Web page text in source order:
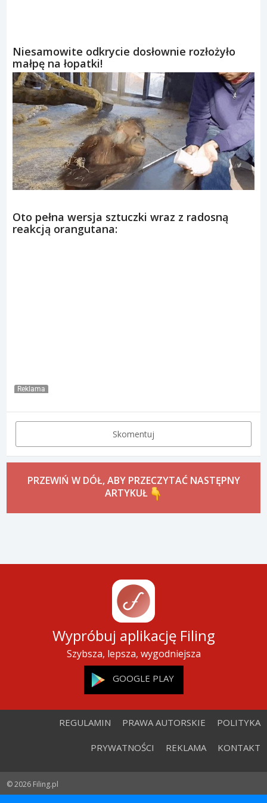
Niesamowite odkrycie dosłownie rozłożyło
małpę na łopatki!
Oto pełna wersja sztuczki wraz z radosną
reakcją orangutana:
Reklama
Skomentuj
PRZEWIŃ W DÓŁ, ABY PRZECZYTAĆ NASTĘPNY
ARTYKUŁ
Wypróbuj aplikację Filing
Szybsza, lepsza, wygodniejsza
GOOGLE PLAY
REGULAMIN PRAWA AUTORSKIE POLITYKA
PRYWATNOŚCI REKLAMA KONTAKT
© 2026 Filing.pl